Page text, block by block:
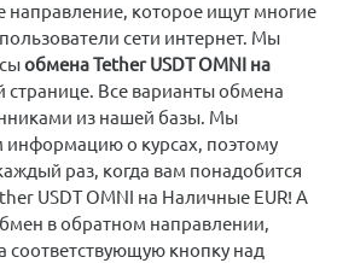
направление, которое ищут многие
сети интернет. Мы
обмена Tether USDT OMNI на
странице. Все варианты обмена
из нашей базы. Мы
информацию о курсах, поэтому
раз, когда вам понадобится
USDT OMNI на Наличные EUR! А
в обратном направлении,
соответствующую кнопку над